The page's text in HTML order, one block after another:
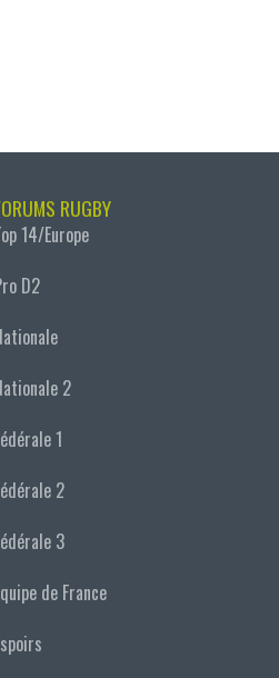
RUGBY
14/Europe
D2
2
1
2
3
de France